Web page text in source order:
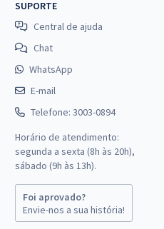
de Rodagem do Distrito Federal
à vista
R$12,66
37,98 (-20%)
de Rodagem do Distrito Federal
SUPORTE
Central de ajuda
Chat
WhatsApp
E-mail
Telefone: 3003-0894
Horário de atendimento:
segunda a sexta (8h às 20h),
sábado (9h às 13h).
Foi aprovado?
Envie-nos a sua história!